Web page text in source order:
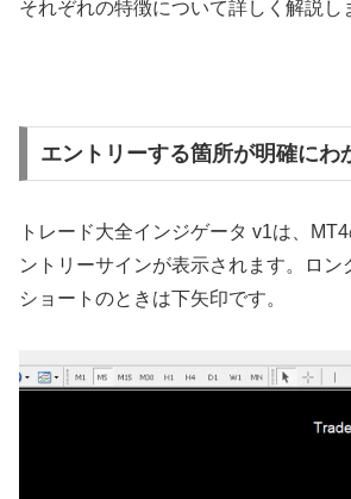
それぞれの特徴について詳しく解説し
エントリーする箇所が明確にわ
トレード大全インジゲータ v1は、
ントリーサインが表示されます。ロン
ショートのときは下矢印です。